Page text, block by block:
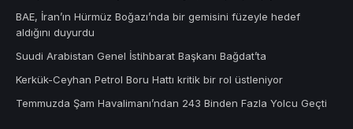
BAE, İran’ın Hürmüz Boğazı’nda bir gemisini füzeyle hedef
aldığını duyurdu
Suudi Arabistan Genel İstihbarat Başkanı Bağdat’ta
Kerkük-Ceyhan Petrol Boru Hattı kritik bir rol üstleniyor
Temmuzda Şam Havalimanı’ndan 243 Binden Fazla Yolcu Geçti